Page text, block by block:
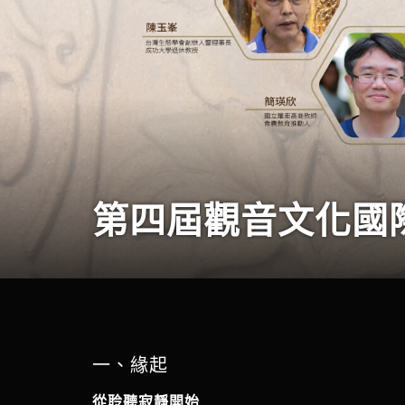
第四屆觀音文化國
一、緣起
從聆聽寂靜開始